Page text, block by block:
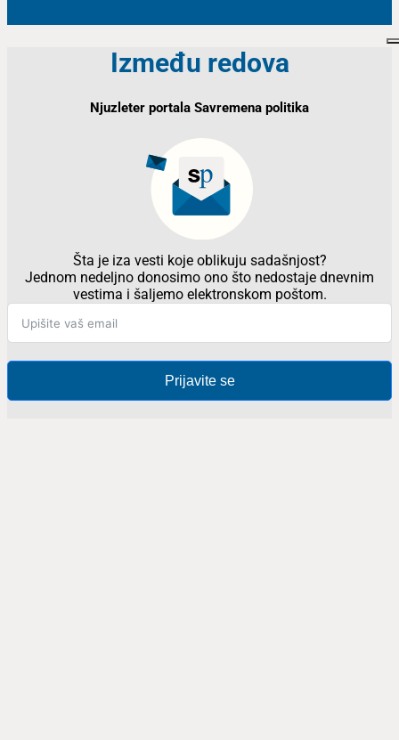
Između redova
Njuzleter portala Savremena politika
Šta je iza vesti koje oblikuju sadašnjost?
Jednom nedeljno donosimo ono što nedostaje dnevnim
vestima i šaljemo elektronskom poštom.
Prijavite se